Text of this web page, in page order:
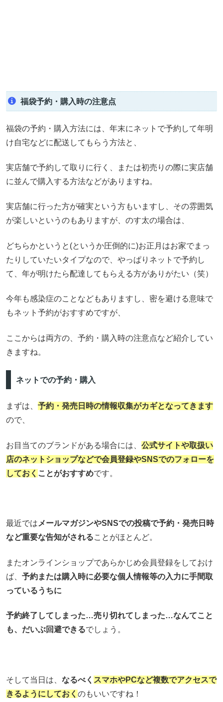
福袋予約・購入時の注意点
福袋の予約・購入方法には、年末にネットで予約して年明
け自宅などに配送してもらう方法と、
実店舗で予約して取りに行く、または初売りの際に実店舗
に並んで購入する方法などがありますね。
実店舗に行った方が確実という方もいますし、その雰囲気
が楽しいというのもありますが、のす太の場合は、
どちらかというと(というか圧倒的に)お正月はお家でまっ
たりしていたいタイプなので、やっぱりネットで予約し
て、年が明けたら配達してもらえる方がありがたい（笑）
今年も感染症のことなどもありますし、密を避ける意味で
もネット予約がおすすめですが、
ここからは両方の、予約・購入時の注意点など紹介してい
きますね。
ネットでの予約・購入
まずは、 予約・発売日時の情報収集がカギとなってきます
ので、
お目当てのブランドがある場合には、 公式サイトや取扱い
店のネットショップなどで会員登録やSNSでのフォローを
しておく ことがおすすめです。
最近ではメールマガジンやSNSでの投稿で予約・発売日時
など重要な告知がされることがほとんど。
またオンラインショップであらかじめ会員登録をしておけ
ば、 予約または購入時に必要な個人情報等の入力に手間取
っているうちに
予約終了してしまった…売り切れてしまった…なんてこと
も、だいぶ回避できるでしょう。
そして当日は、 なるべく スマホやPCなど複数でアクセスで
きるようにしておく のもいいですね！